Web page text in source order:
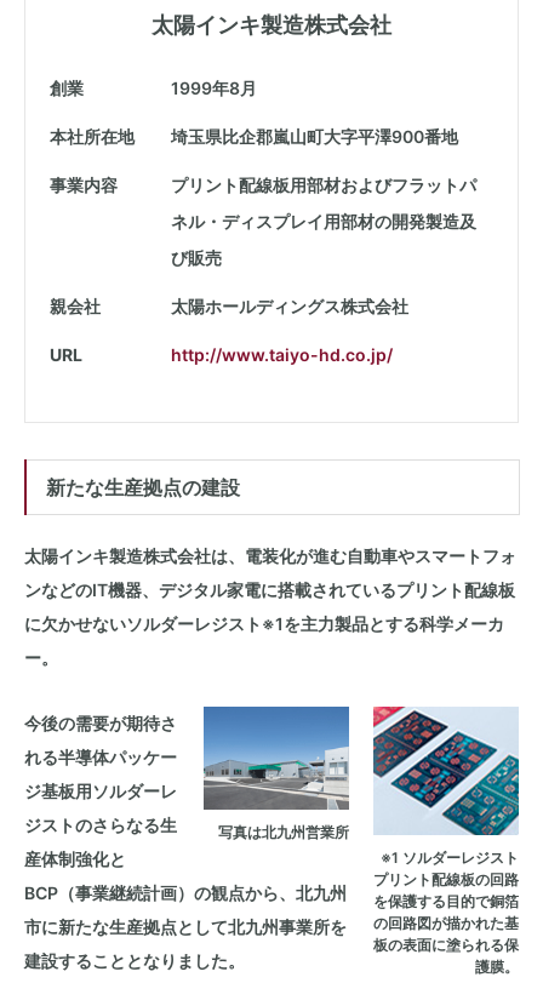
太陽インキ製造株式会社
創業 1999年8月
本社所在地 埼玉県比企郡嵐山町大字平澤900番地
事業内容
プリント配線板用部材およびフラットパ
ネル・ディスプレイ用部材の開発製造及
び販売
親会社 太陽ホールディングス株式会社
URL http://www.taiyo-hd.co.jp/
新たな生産拠点の建設
太陽インキ製造株式会社は、電装化が進む自動車やスマートフォ
ンなどのIT機器、デジタル家電に搭載されているプリント配線板
に欠かせないソルダーレジスト※1を主力製品とする科学メーカ
ー。
※1 ソルダーレジスト
プリント配線板の回路
を保護する目的で銅箔
の回路図が描かれた基
板の表面に塗られる保
護膜。
写真は北九州営業所
今後の需要が期待さ
れる半導体パッケー
ジ基板用ソルダーレ
ジストのさらなる生
産体制強化と
BCP（事業継続計画）の観点から、北九州
市に新たな生産拠点として北九州事業所を
建設することとなりました。